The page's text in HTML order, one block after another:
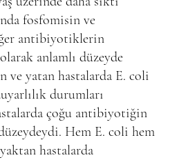
fosfomisin ve
antibiyotiklerin
anlamlı düzeyde
ve yatan hastalarda E. coli
durumları
çoğu antibiyotiğin
Hem E. coli hem
hastalarda